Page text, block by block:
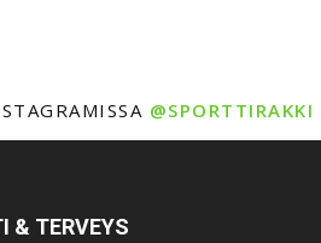
@SPORTTIRAKKI
& TERVEYS